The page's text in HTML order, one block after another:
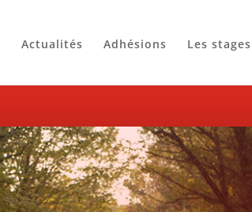
Actualités Adhésions Les